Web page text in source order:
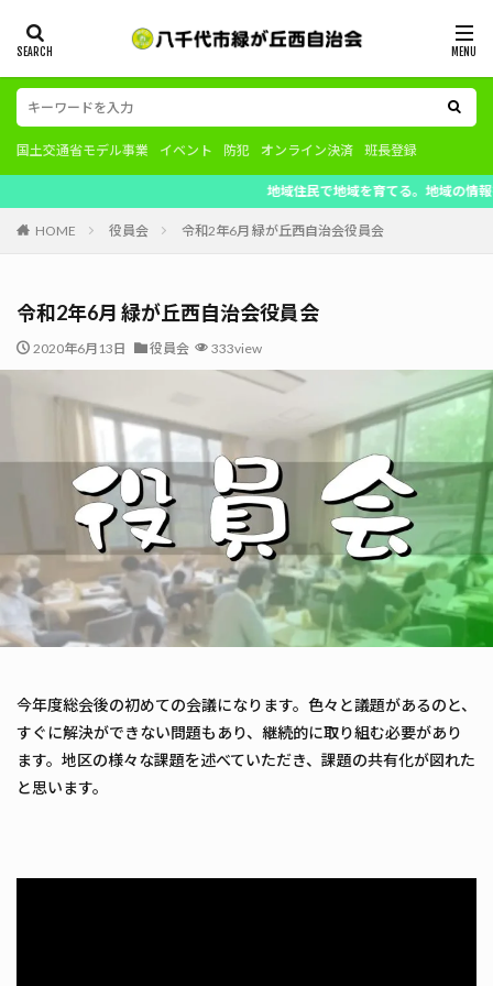
国土交通省モデル事業 イベント 防犯 オンライン決済 班長登録
地域住民で地域を育てる。地域の情報を共
HOME 役員会 令和2年6月 緑が丘西自治会役員会
令和2年6月 緑が丘西自治会役員会
2020年6月13日 役員会 333view
今年度総会後の初めての会議になります。色々と議題があるのと、
すぐに解決ができない問題もあり、継続的に取り組む必要があり
ます。地区の様々な課題を述べていただき、課題の共有化が図れた
と思います。